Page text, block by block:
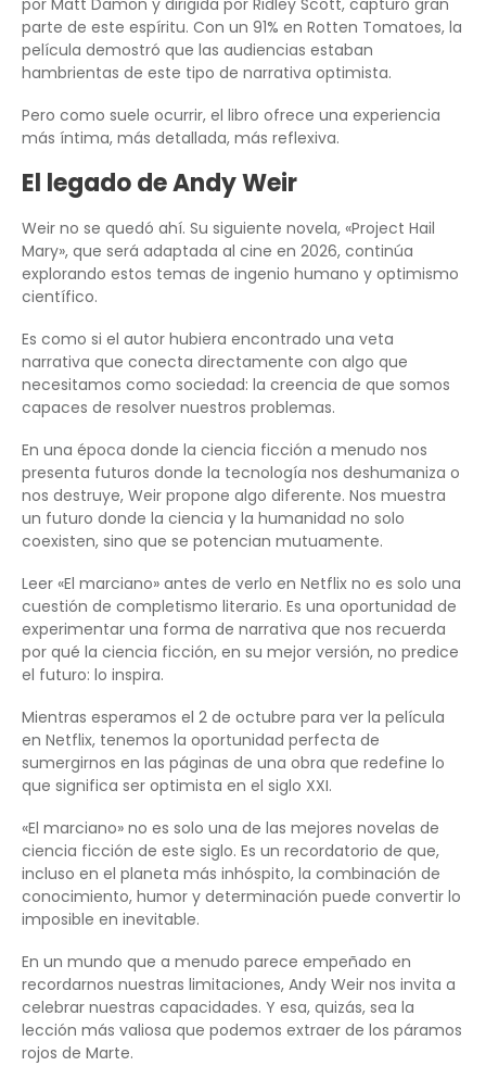
por Matt Damon y dirigida por Ridley Scott, capturó gran
parte de este espíritu. Con un 91% en Rotten Tomatoes, la
película demostró que las audiencias estaban
hambrientas de este tipo de narrativa optimista.
Pero como suele ocurrir, el libro ofrece una experiencia
más íntima, más detallada, más reflexiva.
El legado de Andy Weir
Weir no se quedó ahí. Su siguiente novela, «Project Hail
Mary», que será adaptada al cine en 2026, continúa
explorando estos temas de ingenio humano y optimismo
científico.
Es como si el autor hubiera encontrado una veta
narrativa que conecta directamente con algo que
necesitamos como sociedad: la creencia de que somos
capaces de resolver nuestros problemas.
En una época donde la ciencia ficción a menudo nos
presenta futuros donde la tecnología nos deshumaniza o
nos destruye, Weir propone algo diferente. Nos muestra
un futuro donde la ciencia y la humanidad no solo
coexisten, sino que se potencian mutuamente.
Leer «El marciano» antes de verlo en Netflix no es solo una
cuestión de completismo literario. Es una oportunidad de
experimentar una forma de narrativa que nos recuerda
por qué la ciencia ficción, en su mejor versión, no predice
el futuro: lo inspira.
Mientras esperamos el 2 de octubre para ver la película
en Netflix, tenemos la oportunidad perfecta de
sumergirnos en las páginas de una obra que redefine lo
que significa ser optimista en el siglo XXI.
«El marciano» no es solo una de las mejores novelas de
ciencia ficción de este siglo. Es un recordatorio de que,
incluso en el planeta más inhóspito, la combinación de
conocimiento, humor y determinación puede convertir lo
imposible en inevitable.
En un mundo que a menudo parece empeñado en
recordarnos nuestras limitaciones, Andy Weir nos invita a
celebrar nuestras capacidades. Y esa, quizás, sea la
lección más valiosa que podemos extraer de los páramos
rojos de Marte.